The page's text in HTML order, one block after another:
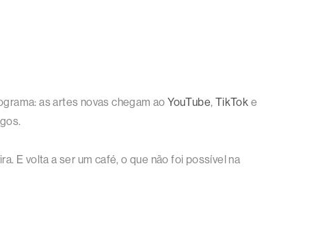
as artes novas chegam aoYouTube, TikTok e
E volta a ser um café, o que não foi possível na